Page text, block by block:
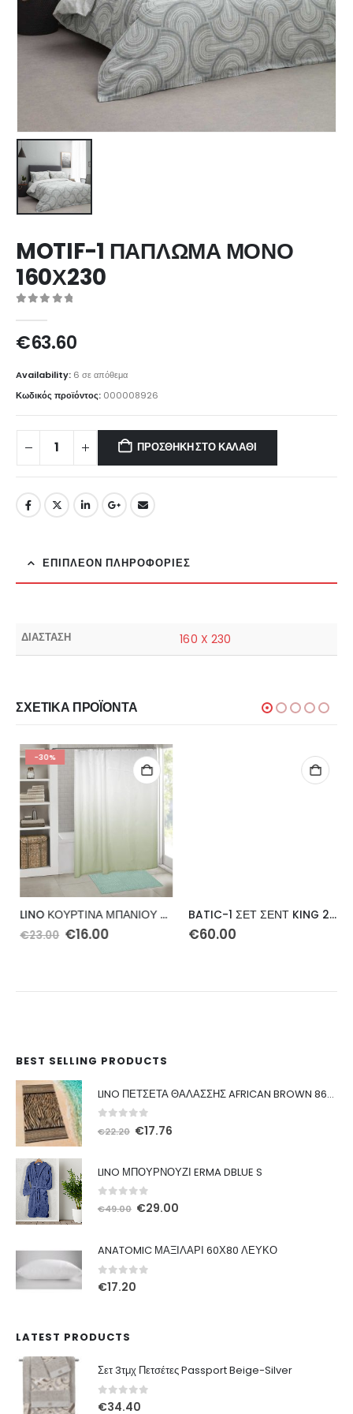
MOTIF-1 ΠΑΠΛΩΜΑ ΜΟΝΟ
160Χ230
€63.60
Availability: 6 σε απόθεμα
Κωδικός προϊόντος: 000008926
ΠΡΟΣΘΉΚΗ ΣΤΟ ΚΑΛΆΘΙ
ΕΠΙΠΛΈΟΝ ΠΛΗΡΟΦΟΡΊΕΣ
ΔΙΑΣΤΑΣΗ 160 X 230
ΣΧΕΤΙΚΆ ΠΡΟΪΌΝΤΑ
-30%
LINO ΚΟΥΡΤΙΝΑ ΜΠΑΝΙΟΥ NOMBRE MINT 180X200
€23.00 Original
€16.00Η
BATIC-1 ΣΕΤ ΣΕΝΤ KING 270Χ270 4ΤΕΜ
€60.00
BEST SELLING PRODUCTS
LINO ΠΕΤΣΕΤΑ ΘΑΛΑΣΣΗΣ AFRICAN BROWN 86X160
out of 5
€22.20 Original
€17.76
LINO ΜΠΟΥΡΝΟΥΖΙ ERMA DBLUE S
out of 5
€49.00 Original
€29.00
ANATOMIC ΜΑΞΙΛΑΡΙ 60Χ80 ΛΕΥΚΟ
0out of 5
€17.20
LATEST PRODUCTS
Σετ 3τμχ Πετσέτες Passport Beige-Silver
0out of 5
€34.40